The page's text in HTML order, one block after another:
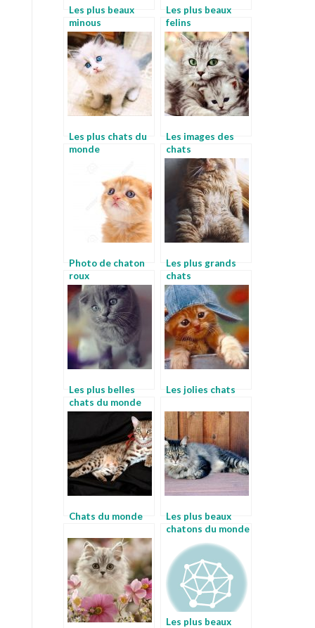
Les plus beaux
minous
Les plus beaux
felins
Les plus chats du
monde
Les images des
chats
Photo de chaton
roux
Les plus grands
chats
Les plus belles
chats du monde
Les jolies chats
Chats du monde
Les plus beaux
chatons du monde
Les plus beaux